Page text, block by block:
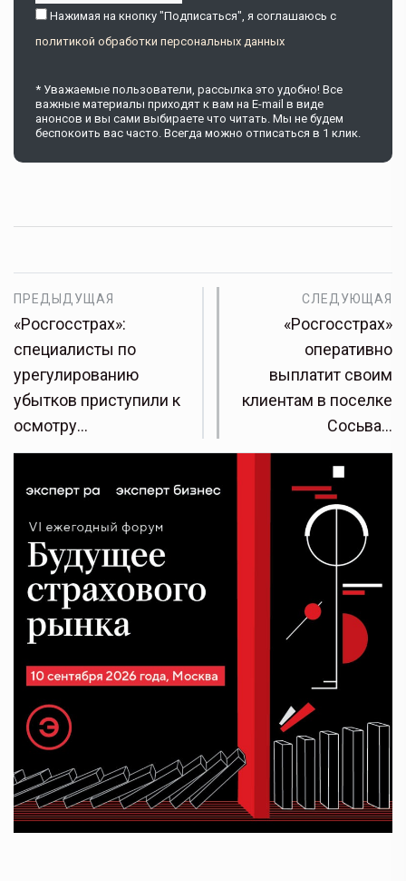
Нажимая на кнопку "Подписаться", я соглашаюсь c
политикой обработки персональных данных
* Уважаемые пользователи, рассылка это удобно! Все
важные материалы приходят к вам на E-mail в виде
анонсов и вы сами выбираете что читать. Мы не будем
беспокоить вас часто. Всегда можно отписаться в 1 клик.
ПРЕДЫДУЩАЯ
«Росгосстрах»:
специалисты по
урегулированию
убытков приступили к
осмотру…
СЛЕДУЮЩАЯ
«Росгосстрах»
оперативно
выплатит своим
клиентам в поселке
Сосьва…